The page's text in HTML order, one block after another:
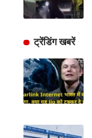
ट्रेंडिंग खबरें